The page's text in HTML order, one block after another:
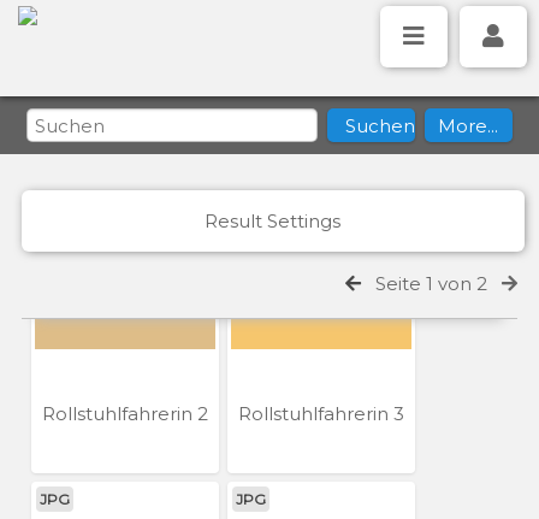
Result Settings
Seite 1 von 2
Rollstuhlfahrerin 2 Rollstuhlfahrerin 3
JPG JPG